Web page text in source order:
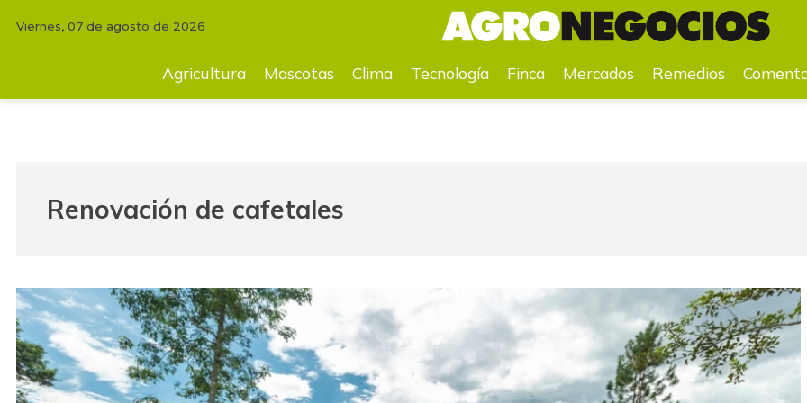
Mascotas Clima Tecnología Mercados Remedios Comentarios Agenda
Viernes, 07 de agosto de 2026
Agricultura Mascotas Clima Tecnología Finca Mercados Remedios
Renovación de cafetales